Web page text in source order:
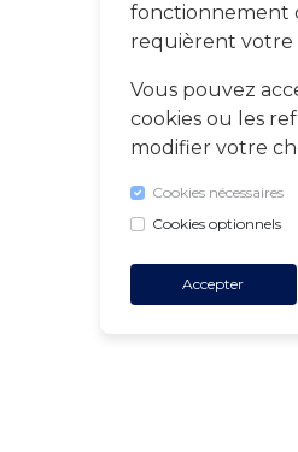
fonctionnement
requièrent votre
Vous pouvez
cookies ou les
modifier votre
Cookies nécessaires
Cookies optionnels
Accepter